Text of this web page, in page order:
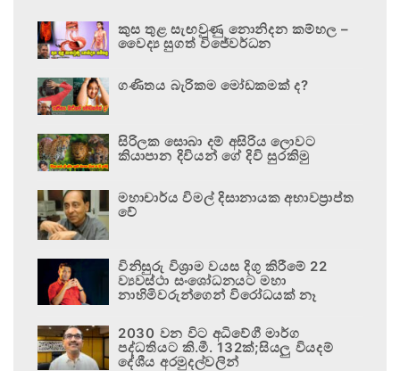
කුස තුළ සැඟවුණු නොනිදන කම්හල –
වෛද්‍ය සුගත් විජේවර්ධන
ගණිතය බැරිකම මෝඩකමක් ද?
සිරිලක සොබා දම් අසිරිය ලොවට
කියාපාන දිවියන් ගේ දිවි සුරකිමු
මහාචාර්ය විමල් දිසානායක අභාවප්‍රාප්ත
වේ
විනිසුරු විශ්‍රාම වයස දිගු කිරීමේ 22
ව්‍යවස්ථා සංශෝධනයට මහා
නාහිමිවරුන්ගෙන් විරෝධයක් නෑ
2030 වන විට අධිවේගී මාර්ග
පද්ධතියට කි.මී. 132ක්;සියලු වියදම්
දේශීය අරමුදල්වලින්